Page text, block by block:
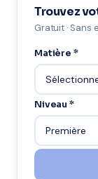
Trouvez
Gratuit · Sans
Matière *
Niveau *